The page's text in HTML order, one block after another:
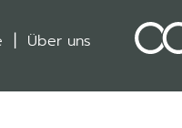
Über uns